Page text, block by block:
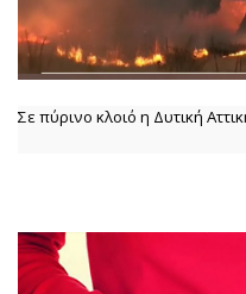
Σε πύρινο κλοιό η Δυτική